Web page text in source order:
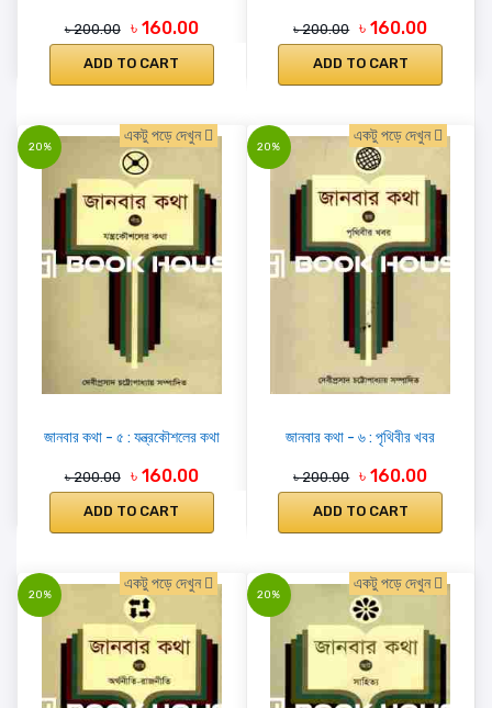
৳ 200.00 ৳ 160.00
ADD TO CART
৳ 200.00 ৳ 160.00
ADD TO CART
20%
একটু পড়ে দেখুন
জানবার কথা - ৫ : যন্ত্রকৌশলের কথা
৳ 200.00 ৳ 160.00
ADD TO CART
20%
একটু পড়ে দেখুন
জানবার কথা - ৬ : পৃথিবীর খবর
৳ 200.00 ৳ 160.00
ADD TO CART
20%
একটু পড়ে দেখুন
20%
একটু পড়ে দেখুন